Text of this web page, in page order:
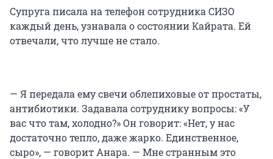
Супруга писала на телефон сотрудника СИЗО
каждый день, узнавала о состоянии Кайрата. Ей
отвечали, что лучше не стало.
— Я передала ему свечи облепиховые от простаты,
антибиотики. Задавала сотруднику вопросы: «У
вас что там, холодно?» Он говорит: «Нет, у нас
достаточно тепло, даже жарко. Единственное,
сыро», — говорит Анара. — Мне странным это